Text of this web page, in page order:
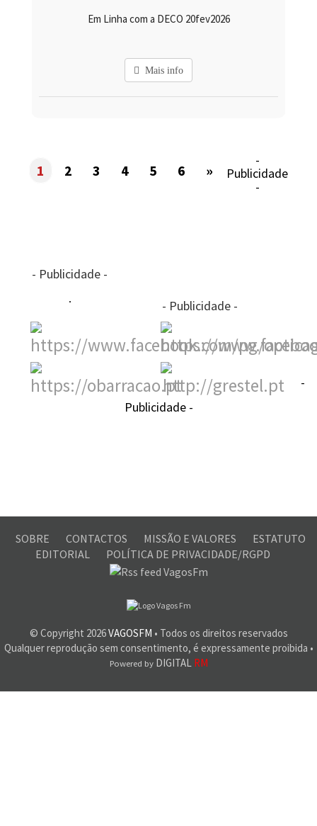
Em Linha com a DECO 20fev2026
Mais info
1 2 3 4 5 6 »
-
Publicidade
-
- Publicidade -
- Publicidade -
-
Publicidade -
SOBRE CONTACTOS MISSÃO E VALORES
ESTATUTO
EDITORIAL
POLÍTICA DE PRIVACIDADE/RGPD
© Copyright 2026VAGOSFM • Todos os direitos reservados
Qualquer reprodução sem consentimento, é expressamente proibida •
Powered byDIGITAL RM